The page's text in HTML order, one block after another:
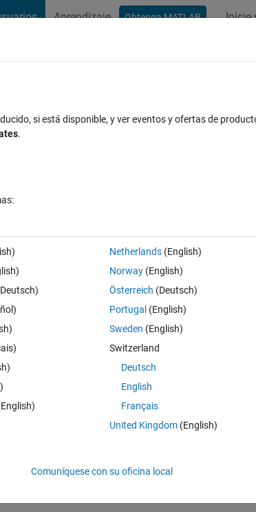
Aprendizaje Obtenga MATLAB Inicie
shown in the image?
CompartirIniciar sesión para seguir la
si está disponible, y ver eventos y ofertas de
.
Netherlands(English)
Norway(English)
Österreich (Deutsch)
Portugal (English)
Sweden (English)
Switzerland
Deutsch
English
Français
United Kingdom(English)
Comuníquese con su oficina local